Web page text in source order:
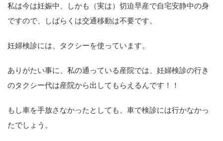
私は今は妊娠中、しかも（実は）切迫早産で自宅安静中の身
ですので、しばらくは交通移動は不要です。
妊婦検診には、タクシーを使っています。
ありがたい事に、私の通っている産院では、妊婦検診の行き
のタクシー代は産院から出してもらえるんです！！
もし車を手放さなかったとしても、車で検診には行かなかっ
たでしょう。